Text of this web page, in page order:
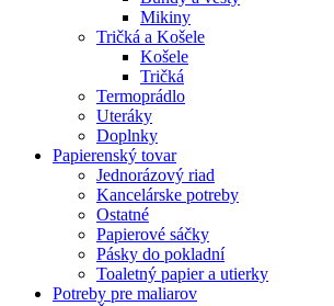
Mikiny
Tričká a Košele
Košele
Tričká
Termoprádlo
Uteráky
Doplnky
Papierenský tovar
Jednorázový riad
Kancelárske potreby
Ostatné
Papierové sáčky
Pásky do pokladní
Toaletný papier a utierky
Potreby pre maliarov